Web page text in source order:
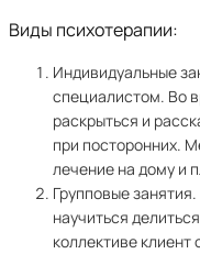
Виды психотерапии:
Индивидуальные
специалистом. Во
раскрыться и
при посторонних.
лечение на дому и
Групповые
научиться
коллективе клиент